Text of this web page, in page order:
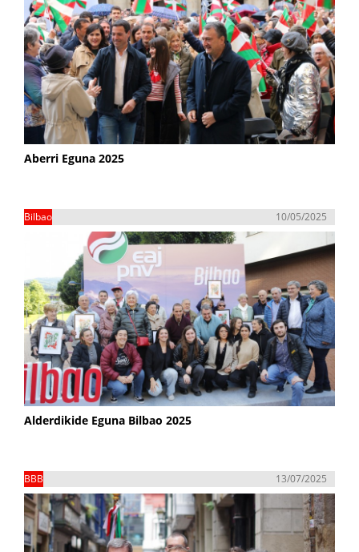
Aberri Eguna 2025
Bilbao 10/05/2025
Alderdikide Eguna Bilbao 2025
BBB 13/07/2025